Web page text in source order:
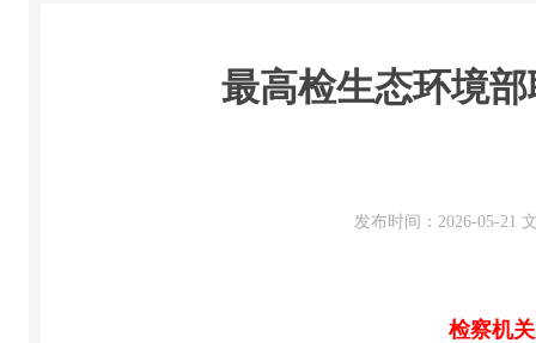
最高检生态环境
发布时间：2026-05-21
检察机